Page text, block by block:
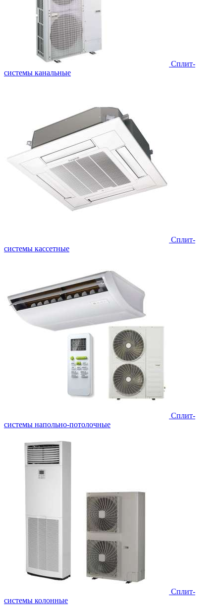
Сплит-
системы канальные
Сплит-
системы кассетные
Сплит-
системы напольно-потолочные
Cплит-
системы колонные